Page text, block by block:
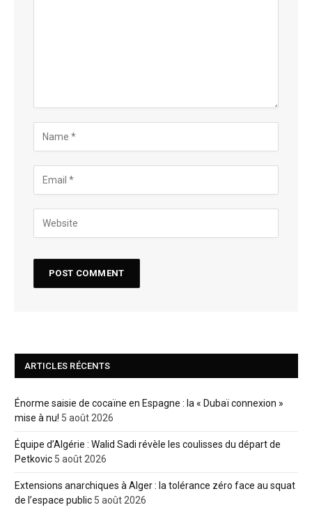
ARTICLES RÉCENTS
Énorme saisie de cocaïne en Espagne : la « Dubaï connexion »
mise à nu! 5 août 2026
Équipe d’Algérie : Walid Sadi révèle les coulisses du départ de
Petkovic 5 août 2026
Extensions anarchiques à Alger : la tolérance zéro face au squat
de l’espace public 5 août 2026